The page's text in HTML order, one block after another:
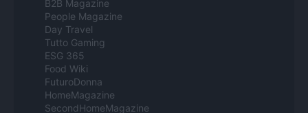
B2B Magazine
People Magazine
Day Travel
Tutto Gaming
ESG 365
Food Wiki
FuturoDonna
HomeMagazine
SecondHomeMagazine